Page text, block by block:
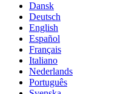
Dansk
Deutsch
English
Español
Français
Italiano
Nederlands
Português